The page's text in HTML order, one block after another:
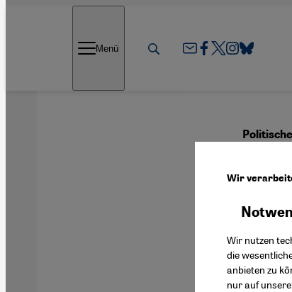
Menü
Wir
Wir nutzen
die
anbieten zu
nur auf